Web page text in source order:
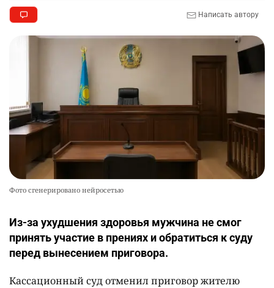
Написать автору
Фото сгенерировано нейросетью
Из-за ухудшения здоровья мужчина не смог
принять участие в прениях и обратиться к суду
перед вынесением приговора.
Кассационный суд отменил приговор жителю